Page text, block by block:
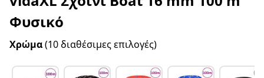
Φυσικό
Χρώμα(10 διαθέσιμες επιλογές)